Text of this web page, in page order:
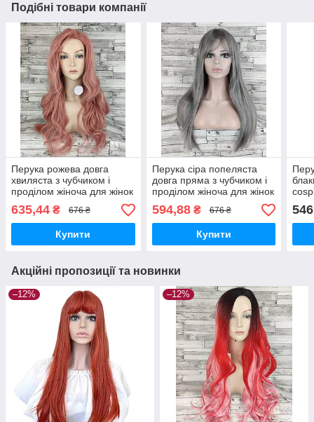
Подібні товари компанії
Перука рожева довга
хвиляста з чубчиком і
проділом жіноча для жінок
70см зі штучного волосся
635,44 ₴ 676 ₴
Купити
Перука сіра попеляста
довга пряма з чубчиком і
проділом жіноча для жінок
70см зі штучного волосся
594,88₴ 676 ₴
Купити
546
Акційні пропозиції та новинки
–12% –12%